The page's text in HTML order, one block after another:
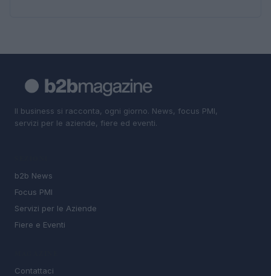
Il business si racconta, ogni giorno. News, focus PMI,
servizi per le aziende, fiere ed eventi.
b2b News
Focus PMI
Servizi per le Aziende
Fiere e Eventi
Contattaci